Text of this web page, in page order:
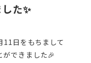
た✨
日をもちまして
ができました🎉